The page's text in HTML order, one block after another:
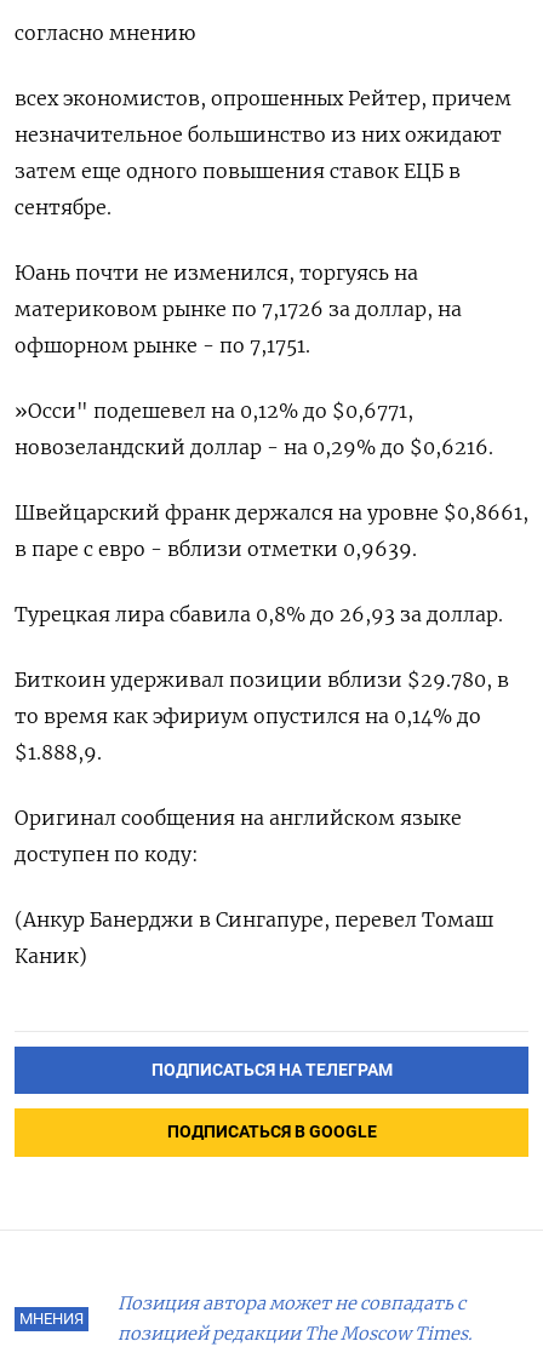
согласно мнению
всех экономистов, опрошенных Рейтер, причем
незначительное большинство из них ожидают
затем еще одного повышения ставок ЕЦБ в
сентябре.
Юань почти не изменился, торгуясь на
материковом рынке по 7,1726​ за доллар, на
офшорном рынке - по 7,1751.
»Осси" подешевел на 0,12% до $0,6771​,
новозеландский доллар - на 0,29% до $0,6216​.
Швейцарский франк держался на уровне $0,8661​,
в паре с евро - вблизи отметки 0,9639.
Турецкая лира сбавила 0,8% до 26,93 за доллар.
Биткоин удерживал позиции вблизи $29.780, в
то время как эфириум опустился на 0,14% до
$1.888,9.
Оригинал сообщения на английском языке
доступен по коду:
(Анкур Банерджи в Сингапуре, перевел Томаш
Каник)
ПОДПИСАТЬСЯ НА ТЕЛЕГРАМ
ПОДПИСАТЬСЯ В GOOGLE
МНЕНИЯ
Позиция автора может не совпадать с
позицией редакции The Moscow Times.